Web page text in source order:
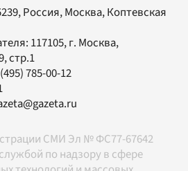
Россия, Москва, Коптевская
117105, г. Москва,
стр.1
785-00-12
СМИ Эл № ФС77-67642
по надзору в сфере